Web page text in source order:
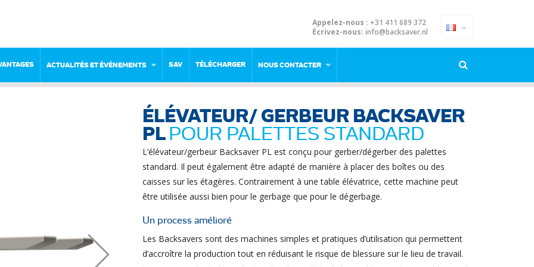
Appelez-nous : +31 411 689 372
Écrivez-nous: info@backsaver.nl
ACTUALITÉS ET ÉVÉNEMENTS SAV TÉLÉCHARGER NOUS CONTACTER
ÉLÉVATEUR/ GERBEUR BACKSAVER
PLPOUR PALETTES STANDARD
L’élévateur/gerbeur Backsaver PL est conçu pour gerber/dégerber des palettes
standard. Il peut également être adapté de manière à placer des boîtes ou des
caisses sur les étagères. Contrairement à une table élévatrice, cette machine peut
être utilisée aussi bien pour le gerbage que pour le dégerbage.
Un process amélioré
Les Backsavers sont des machines simples et pratiques d’utilisation qui permettent
d’accroître la production tout en réduisant le risque de blessure sur le lieu de travail.